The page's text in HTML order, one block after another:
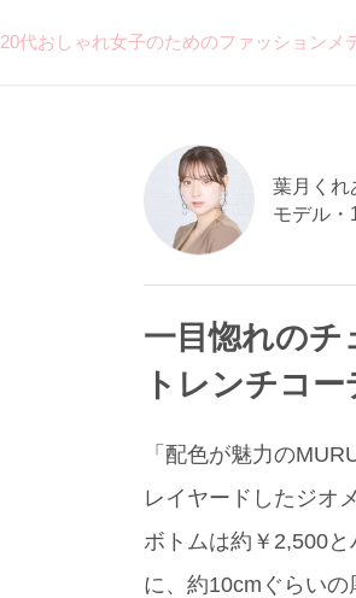
20代おしゃれ女子のためのファッション
葉月くれ
モデル・
一目惚れのチ
トレンチコ
「配色が魅力の
レイヤードしたジオ
ボトムは約￥2,500
に、約10cmぐらい